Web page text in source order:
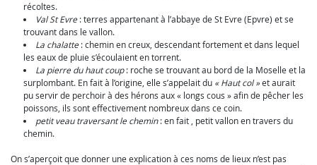
récoltes.
Val St Evre : terres appartenant à l’abbaye de St Evre (Epvre) et se
trouvant dans le vallon.
La chalatte : chemin en creux, descendant fortement et dans lequel
les eaux de pluie s’écoulaient en torrent.
La pierre du haut coup: roche se trouvant au bord de la Moselle et la
surplombant. En fait à l’origine, elle s’appelait du « Haut col »et aurait
pu servir de perchoir à des hérons aux « longs cous » afin de pêcher les
poissons, ils sont effectivement nombreux dans ce coin.
petit veau traversant le chemin: en fait , petit vallon en travers du
chemin.
On s’aperçoit que donner une explication à ces noms de lieux n’est pas